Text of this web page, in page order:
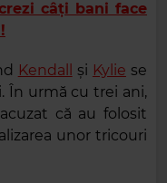
câți bani face
Kendall și Kylie se
În urmă cu trei ani,
că au folosit
unor tricouri